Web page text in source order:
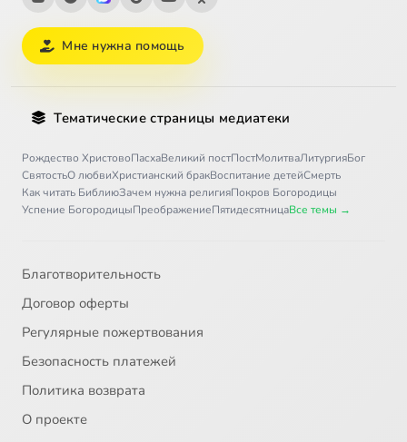
Мне нужна помощь
Тематические страницы медиатеки
Рождество ХристовоПасхаВеликий постПостМолитваЛитургияБог
СвятостьО любвиХристианский бракВоспитание детейСмерть
Как читать БиблиюЗачем нужна религияПокров Богородицы
Успение БогородицыПреображениеПятидесятницаВсе темы →
Благотворительность
Договор оферты
Регулярные пожертвования
Безопасность платежей
Политика возврата
О проекте